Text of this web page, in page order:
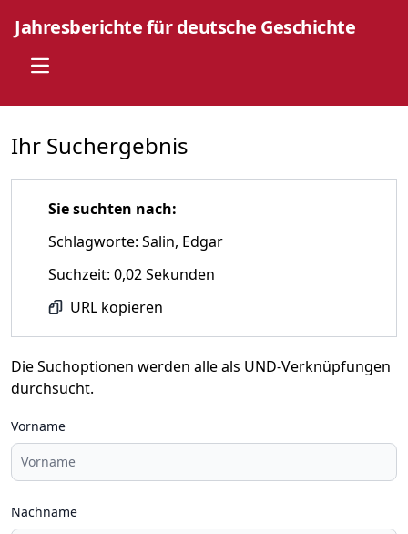
Jahresberichte für deutsche Geschichte
Open main menu
Ihr Suchergebnis
Sie suchten nach:
Schlagworte: Salin, Edgar
Suchzeit: 0,02 Sekunden
URL kopieren
Die Suchoptionen werden alle als UND-Verknüpfungen
durchsucht.
Vorname
Nachname